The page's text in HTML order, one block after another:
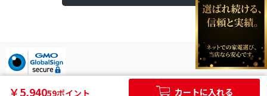
￥5,94059ポイント カートに入れる
デンキチはGMOグローバルサイン発行のSSL電子証明書を使用して